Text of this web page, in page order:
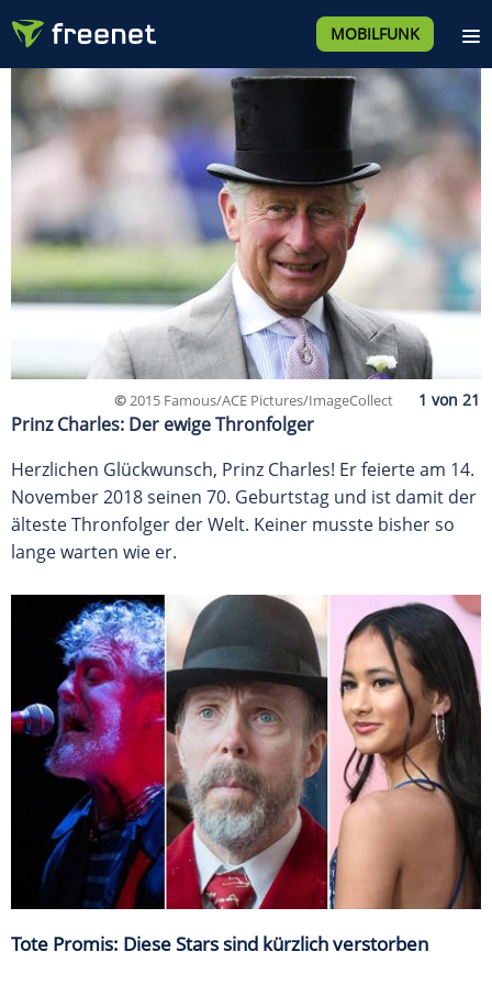
MOBILFUNK
©2015 Famous/ACE Pictures/ImageCollect
Prinz Charles: Der ewige Thronfolger
Herzlichen Glückwunsch, Prinz Charles! Er feierte am 14.
November 2018 seinen 70. Geburtstag und ist damit der
älteste Thronfolger der Welt. Keiner musste bisher so
lange warten wie er.
Tote Promis: Diese Stars sind kürzlich verstorben